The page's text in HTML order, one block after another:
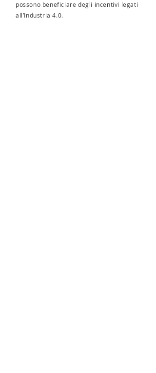
possono beneficiare degli incentivi legati
all’Industria 4.0.